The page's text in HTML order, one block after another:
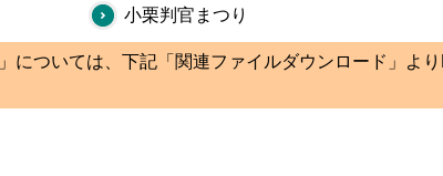
小栗判官まつり
については、下記「関連ファイルダウンロード」よ